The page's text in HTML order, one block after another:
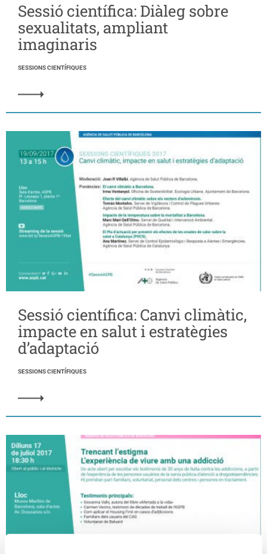
Sessió científica: Diàleg sobre
sexualitats, ampliant
imaginaris
SESSIONS CIENTÍFIQUES
Sessió científica: Canvi climàtic,
impacte en salut i estratègies
d’adaptació
SESSIONS CIENTÍFIQUES